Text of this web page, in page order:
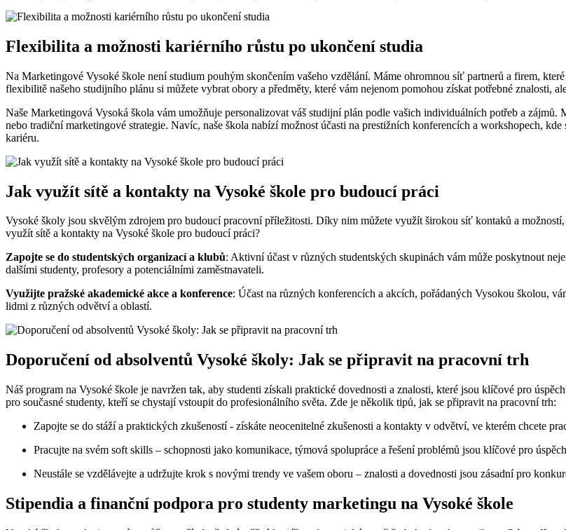
Flexibilita a možnosti kariérního růstu po⁢ ukončení studia
Na Marketingové Vysoké škole ‍není studium pouhým skončením vašeho vzdělání. Máme ohromnou síť partnerů a firem,
flexibilitě našeho ⁢studijního plánu si můžete vybrat obory⁢ a⁤ předměty, které vám nejenom pomohou získat potřebné znalosti,
Naše Marketingová Vysoká škola ⁢vám‌ umožňuje personalizovat váš studijní plán podle vašich⁣ individuálních potřeb a⁤
nebo ⁢tradiční marketingové strategie. Navíc, naše škola nabízí možnost účasti na prestižních konferencích a workshopech,
kariéru.
Jak ⁣využít​ sítě a kontakty na Vysoké ‍škole pro ‍budoucí práci
Vysoké školy jsou⁢ skvělým‌ zdrojem pro‍ budoucí⁤ pracovní příležitosti.⁤ Díky nim můžete využít širokou síť kontaků a
využít sítě a kontakty na Vysoké⁤ škole pro budoucí práci?
Zapojte se ‌do studentských organizací a klubů: Aktivní⁢ účast v různých studentských skupinách vám může poskytnout
dalšími studenty,⁢ profesory a potenciálními zaměstnavateli.
Využijte pražské akademické akce a konference:‌ Účast⁢ na ⁤různých konferencích a akcích, pořádaných Vysokou školou,
lidmi z různých odvětví a ‍oblastí.
Doporučení od absolventů ‍Vysoké školy: Jak se připravit na pracovní trh
Náš program na Vysoké ​škole je navržen tak, aby studenti získali⁣ praktické⁣ dovednosti ⁢a znalosti, které jsou klíčové pro
‍pro současné studenty, kteří‍ se⁤ chystají‍ vstoupit do profesionálního světa. ​Zde ⁤je ⁢několik tipů, jak se připravit na pracovní trh:
Zapojte se do stáží a praktických‍ zkušeností ‌- získáte neocenitelné⁢ zkušenosti a kontakty ⁢v odvětví, ve kterém chcete
Pracujte​ na svém soft skills – schopnosti jako komunikace, týmová spolupráce ⁣a řešení problémů ⁢jsou klíčové pro‍
Neustále se vzdělávejte ⁣a udržujte krok s novými trendy‍ ve vašem oboru – znalosti a ‍dovednosti ​jsou zásadní ‌pro
Stipendia ‍a⁢ finanční podpora pro studenty marketingu na Vysoké škole